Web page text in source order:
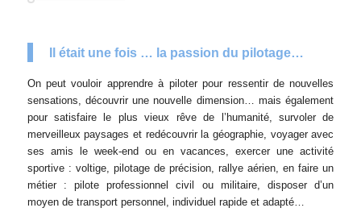
Il était une fois … la passion du pilotage…
On peut vouloir apprendre à piloter pour ressentir de nouvelles
sensations, découvrir une nouvelle dimension… mais également
pour satisfaire le plus vieux rêve de l’humanité, survoler de
merveilleux paysages et redécouvrir la géographie, voyager avec
ses amis le week-end ou en vacances, exercer une activité
sportive : voltige, pilotage de précision, rallye aérien, en faire un
métier : pilote professionnel civil ou militaire, disposer d’un
moyen de transport personnel, individuel rapide et adapté…